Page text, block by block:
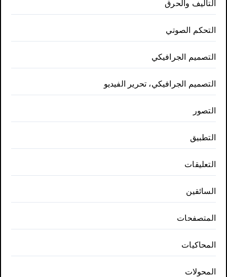
التأليف والحرق
التحكم الصوتي
التصميم الجرافيكي
التصميم الجرافيكي، تحرير الفيديو
التصور
التطبيق
التعليقات
السائقين
المتصفحات
المحاكيات
المحولات